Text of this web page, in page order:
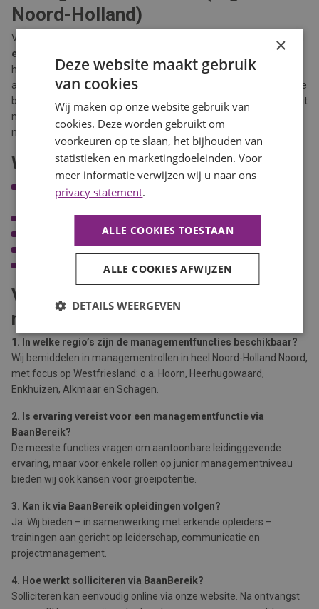
Noord-Holland)
Voor diverse opdrachtgevers zijn wij regelmatig op zoek naar een
ervaren managementassistent
. In deze sleutelrol ondersteunt u
het managementteam op organisatorisch, communicatief en
administratief vlak. Uw bijdrage draagt direct bij aan een efficiënte
bedrijfsvoering. Heeft u een HBO-werk- en denkniveau en affiniteit
met planning, coördinatie en stakeholdermanagement? Dan
nodigen wij u uit te reageren.
Waarom kiezen voor BaanBereik?
Sterk regionaal netwerk in Noord-Holland (o.a. Hoorn,
Heerhugowaard, Enkhuizen, Alkmaar)
Transparante bemiddeling met oog voor de lange termijn
Mogelijkheden tot persoonlijke ontwikkeling en training
Flexibele contractvormen (vast, tijdelijk, detachering)
Persoonlijke begeleiding door ervaren consultants
Veelgestelde vragen over
management-vacatures
1. In welke regio’s zijn de managementfuncties beschikbaar?
Wij bemiddelen in managementrollen in heel Noord-Holland Noord,
met focus op Westfriesland: o.a. Hoorn, Heerhugowaard,
Enkhuizen, Alkmaar en Schagen.
2. Is ervaring vereist voor een managementfunctie via
BaanBereik?
De meeste functies vragen om aantoonbare leidinggevende
ervaring, maar voor enkele rollen op junior managementniveau
bieden wij ook kansen voor groeipotentie.
3. Kan ik via BaanBereik opleidingen volgen?
Ja. Wij bieden – in samenwerking met erkende opleiders –
trainingen aan gericht op leiderschap, communicatie en
projectmanagement.
4. Hoe werkt solliciteren via BaanBereik?
Solliciteren kan eenvoudig online via onze website. Na ontvangst
×
Deze website maakt gebruik
van cookies
Wij maken op onze website gebruik van
cookies. Deze worden gebruikt om
voorkeuren op te slaan, het bijhouden van
statistieken en marketingdoeleinden. Voor
meer informatie verwijzen wij u naar ons
privacy statement.
ALLE COOKIES TOESTAAN
ALLE COOKIES AFWIJZEN
DETAILS WEERGEVEN